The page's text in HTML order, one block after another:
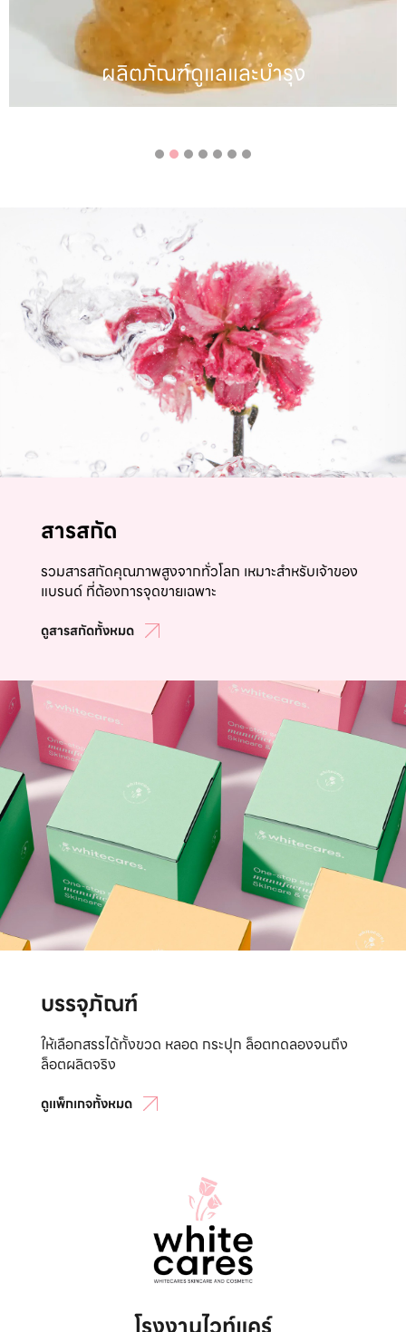
ผลิตภัณฑ์ดูแลเส้นผม
สารสกัด
รวมสารสกัดคุณภาพสูงจากทั่วโลก เหมาะสำหรับเจ้าของ
แบรนด์ ที่ต้องการจุดขายเฉพาะ
ดูสารสกัดทั้งหมด
บรรจุภัณฑ์
ให้เลือกสรรได้ทั้งขวด หลอด กระปุก ล็อตทดลองจนถึง
ล็อตผลิตจริง
ดูแพ็กเกจทั้งหมด